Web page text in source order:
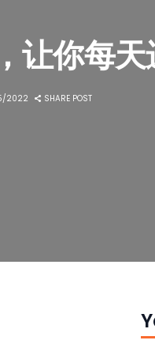
让你每天
2022 SHARE POST